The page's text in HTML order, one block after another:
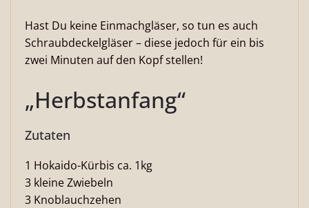
Hast Du keine Einmachgläser, so tun es auch
Schraubdeckelgläser – diese jedoch für ein bis
zwei Minuten auf den Kopf stellen!
„Herbstanfang“
Zutaten
1 Hokaido-Kürbis ca. 1kg
3 kleine Zwiebeln
3 Knoblauchzehen